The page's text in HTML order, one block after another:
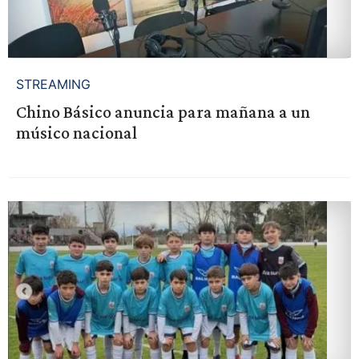
STREAMING
Chino Básico anuncia para mañana a un
músico nacional